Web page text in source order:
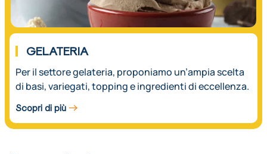
GELATERIA
Per il settore gelateria, proponiamo un’ampia scelta
di basi, variegati, topping e ingredienti di eccellenza.
Scopri di più